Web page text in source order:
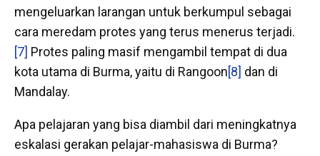
mengeluarkan larangan untuk berkumpul sebagai
cara meredam protes yang terus menerus terjadi.
[7] Protes paling masif mengambil tempat di dua
kota utama di Burma, yaitu di Rangoon[8] dan di
Mandalay.
Apa pelajaran yang bisa diambil dari meningkatnya
eskalasi gerakan pelajar-mahasiswa di Burma?